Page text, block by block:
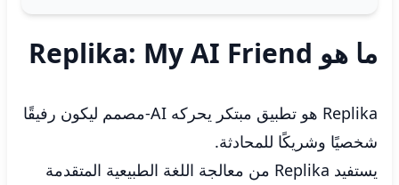
ما هو Replika: My AI Friend
Replika هو تطبيق مبتكر يحركه AI-مصمم ليكون رفيقًا
شخصيًا وشريكًا للمحادثة.
يستفيد Replika من معالجة اللغة الطبيعية المتقدمة